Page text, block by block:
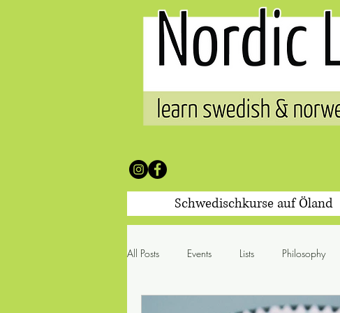
Schwedischkurse auf Öland
All Posts Events Lists Philosophy
100 Worte & was sie mit sich br glögg